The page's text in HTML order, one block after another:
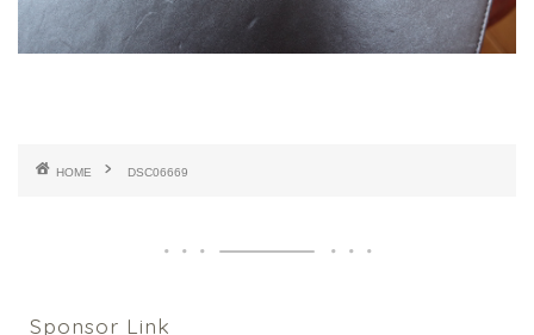
HOME DSC06669
Sponsor Link